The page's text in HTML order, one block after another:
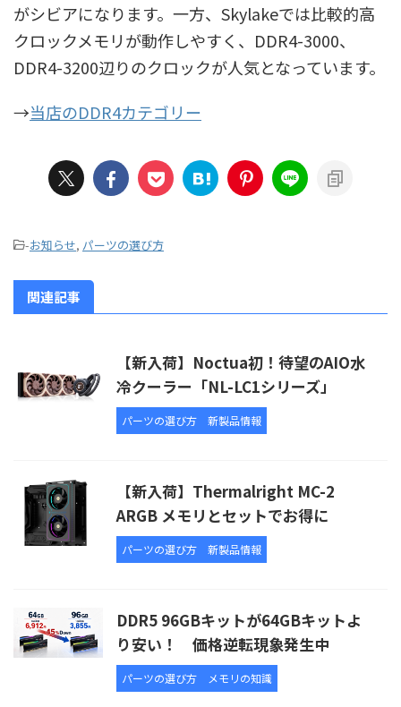
がシビアになります。一方、Skylakeでは比較的高
クロックメモリが動作しやすく、DDR4-3000、
DDR4-3200辺りのクロックが人気となっています。
→当店のDDR4カテゴリー
-お知らせ, パーツの選び方
関連記事
【新入荷】Noctua初！待望のAIO水
冷クーラー「NL-LC1シリーズ」
パーツの選び方 新製品情報
【新入荷】Thermalright MC-2
ARGB メモリとセットでお得に
パーツの選び方 新製品情報
DDR5 96GBキットが64GBキットよ
り安い！ 価格逆転現象発生中
パーツの選び方 メモリの知識